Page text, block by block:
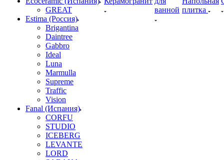
GREAT
Estima (Россия)
Brigantina
Daintree
Gabbro
Ideal
Luna
Marmulla
Supreme
Traffic
Vision
Fanal (Испания)
CORFU
STUDIO
ICEBERG
LEVANTE
LORD
ванной плитка